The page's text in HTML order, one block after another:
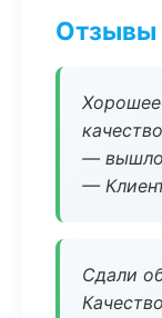
Отзывы
— вышло
—
Сдали